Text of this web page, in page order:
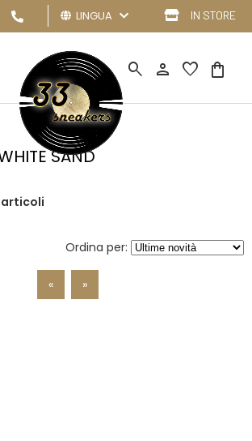
LINGUA IN STORE
search person favorite shopping_bag
SAND
articoli
Ordina per:
« »